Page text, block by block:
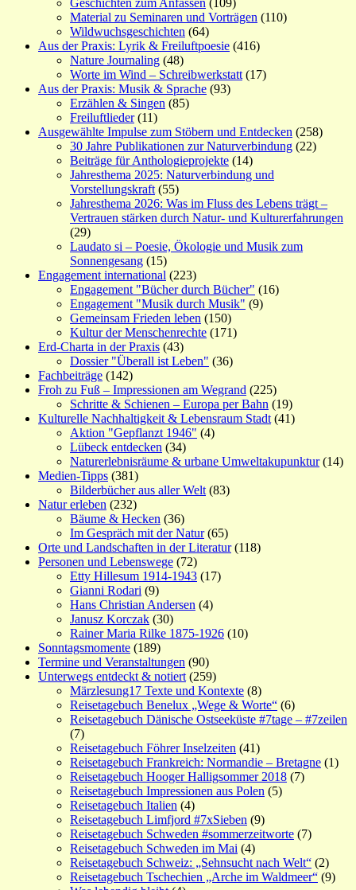
Geschichten zum Anfassen (109)
Material zu Seminaren und Vorträgen (110)
Wildwuchsgeschichten (64)
Aus der Praxis: Lyrik & Freiluftpoesie (416)
Nature Journaling (48)
Worte im Wind – Schreibwerkstatt (17)
Aus der Praxis: Musik & Sprache (93)
Erzählen & Singen (85)
Freiluftlieder(11)
Ausgewählte Impulse zum Stöbern und Entdecken (258)
30 Jahre Publikationen zur Naturverbindung (22)
Beiträge für Anthologieprojekte (14)
Jahresthema 2025: Naturverbindung und
Vorstellungskraft (55)
Jahresthema 2026: Was im Fluss des Lebens trägt –
Vertrauen stärken durch Natur- und Kulturerfahrungen
(29)
Laudato si – Poesie, Ökologie und Musik zum
Sonnengesang (15)
Engagement international (223)
Engagement "Bücher durch Bücher" (16)
Engagement "Musik durch Musik" (9)
Gemeinsam Frieden leben (150)
Kultur der Menschenrechte (171)
Erd-Charta in der Praxis (43)
Dossier "Überall ist Leben" (36)
Fachbeiträge (142)
Froh zu Fuß – Impressionen am Wegrand (225)
Schritte & Schienen – Europa per Bahn (19)
Kulturelle Nachhaltigkeit & Lebensraum Stadt (41)
Aktion "Gepflanzt 1946" (4)
Lübeck entdecken (34)
Naturerlebnisräume & urbane Umweltakupunktur(14)
Medien-Tipps (381)
Bilderbücher aus aller Welt (83)
Natur erleben (232)
Bäume & Hecken (36)
Im Gespräch mit der Natur(65)
Orte und Landschaften in der Literatur(118)
Personen und Lebenswege (72)
Etty Hillesum 1914-1943 (17)
Gianni Rodari (9)
Hans Christian Andersen (4)
Janusz Korczak (30)
Rainer Maria Rilke 1875-1926 (10)
Sonntagsmomente (189)
Termine und Veranstaltungen (90)
Unterwegs entdeckt & notiert (259)
Märzlesung17 Texte und Kontexte (8)
Reisetagebuch Benelux „Wege & Worte“ (6)
Reisetagebuch Dänische Ostseeküste #7tage – #7zeilen
(7)
Reisetagebuch Föhrer Inselzeiten (41)
Reisetagebuch Frankreich: Normandie – Bretagne (1)
Reisetagebuch Hooger Halligsommer 2018 (7)
Reisetagebuch Impressionen aus Polen (5)
Reisetagebuch Italien (4)
Reisetagebuch Limfjord #7xSieben (9)
Reisetagebuch Schweden #sommerzeitworte (7)
Reisetagebuch Schweden im Mai (4)
Reisetagebuch Schweiz: „Sehnsucht nach Welt“ (2)
Reisetagebuch Tschechien „Arche im Waldmeer“ (9)